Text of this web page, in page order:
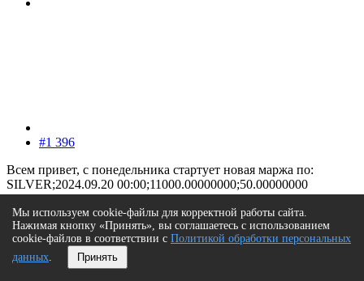
#1 396
Всем привет, с понедельника стартует новая маржа по:
SILVER;2024.09.20 00:00;11000.00000000;50.00000000
NASDAQ;2024.09.20 00:00;22200.00000000;20.00000000
sergey222
Мы используем cookie-файлы для корректной работы сайта.
Нажимая кнопку «Принять», вы соглашаетесь с использованием
cookie-файлов в соответствии с Политикой обработки персональных
данных. Принять